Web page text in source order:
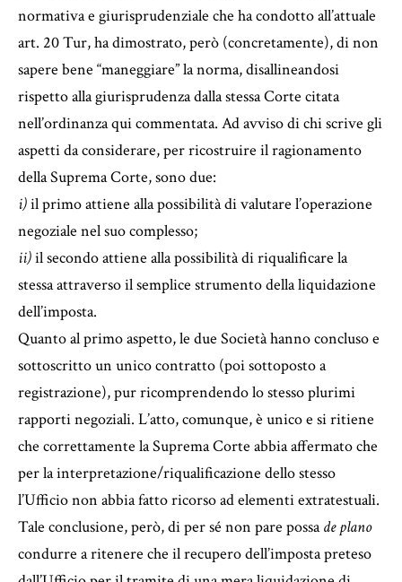
normativa e giurisprudenziale che ha condotto all’attuale
art. 20 Tur, ha dimostrato, però (concretamente), di non
sapere bene “maneggiare” la norma, disallineandosi
rispetto alla giurisprudenza dalla stessa Corte citata
nell’ordinanza qui commentata. Ad avviso di chi scrive gli
aspetti da considerare, per ricostruire il ragionamento
della Suprema Corte, sono due:
i)il primo attiene alla possibilità di valutare l’operazione
negoziale nel suo complesso;
ii)il secondo attiene alla possibilità di riqualificare la
stessa attraverso il semplice strumento della liquidazione
dell’imposta.
Quanto al primo aspetto, le due Società hanno concluso e
sottoscritto un unico contratto (poi sottoposto a
registrazione), pur ricomprendendo lo stesso plurimi
rapporti negoziali. L’atto, comunque, è unico e si ritiene
che correttamente la Suprema Corte abbia affermato che
per la interpretazione/riqualificazione dello stesso
l’Ufficio non abbia fatto ricorso ad elementi extratestuali.
Tale conclusione, però, di per sé non pare possade plano
condurre a ritenere che il recupero dell’imposta preteso